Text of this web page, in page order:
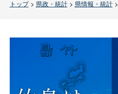
トップ> 県政・統計> 県情報・統計>